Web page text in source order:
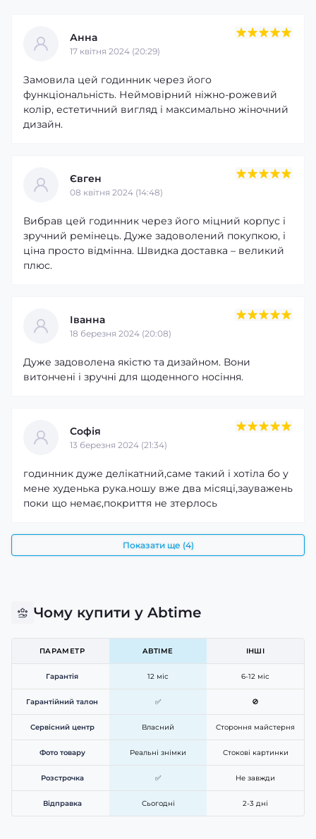
Анна
17 квітня 2024 (20:29)
Замовила цей годинник через його
функціональність. Неймовірний ніжно-рожевий
колір, естетичний вигляд і максимально жіночний
дизайн.
Євген
08 квітня 2024 (14:48)
Вибрав цей годинник через його міцний корпус і
зручний ремінець. Дуже задоволений покупкою, і
ціна просто відмінна. Швидка доставка – великий
плюс.
Іванна
18 березня 2024 (20:08)
Дуже задоволена якістю та дизайном. Вони
витончені і зручні для щоденного носіння.
Софія
13 березня 2024 (21:34)
годинник дуже делікатний,саме такий і хотіла бо у
мене худенька рука.ношу вже два місяці,зауважень
поки що немає,покриття не зтерлось
Показати ще (4)
Чому купити у Abtime
ПАРАМЕТР ABTIME ІНШІ
Гарантія 12 міс 6-12 міс
Гарантійний талон ✅ 🚫
Сервісний центр Власний Стороння майстерня
Фото товару Реальні знімки Стокові картинки
Розстрочка ✅ Не завжди
Відправка Сьогодні 2-3 дні